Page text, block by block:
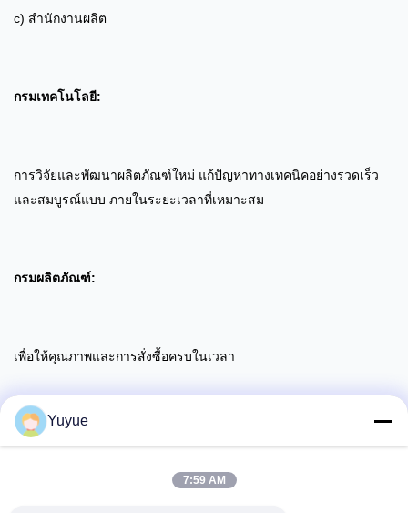
c) สํานักงานผลิต
กรมเทคโนโลยี:
การวิจัยและพัฒนาผลิตภัณฑ์ใหม่ แก้ปัญหาทางเทคนิคอย่างรวดเร็ว
และสมบูรณ์แบบ ภายในระยะเวลาที่เหมาะสม
กรมผลิตภัณฑ์:
เพื่อให้คุณภาพและการสั่งซื้อครบในเวลา
ฝ่ายบริการลูกค้า:
Yuyue
7:59 AM